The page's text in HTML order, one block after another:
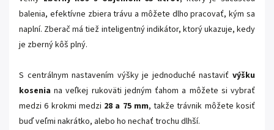
balenia, efektívne zbiera trávu a môžete dlho pracovať, kým sa
naplní. Zberač má tiež inteligentný indikátor, ktorý ukazuje, kedy
je zberný kôš plný.
S centrálnym nastavením výšky je jednoduché nastaviť výšku
kosenia na veľkej rukoväti jedným ťahom a môžete si vybrať
medzi 6 krokmi medzi 28 a 75 mm, takže trávnik môžete kosiť
buď veľmi nakrátko, alebo ho nechať trochu dlhší.